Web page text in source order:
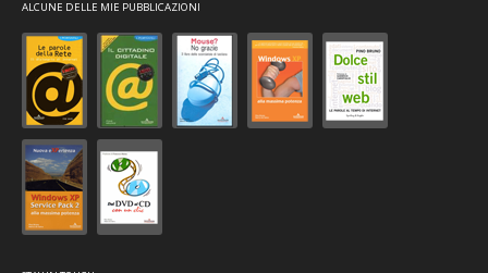
ALCUNE DELLE MIE PUBBLICAZIONI